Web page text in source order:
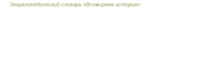
Энциклопедический словарь «Всемирная история»